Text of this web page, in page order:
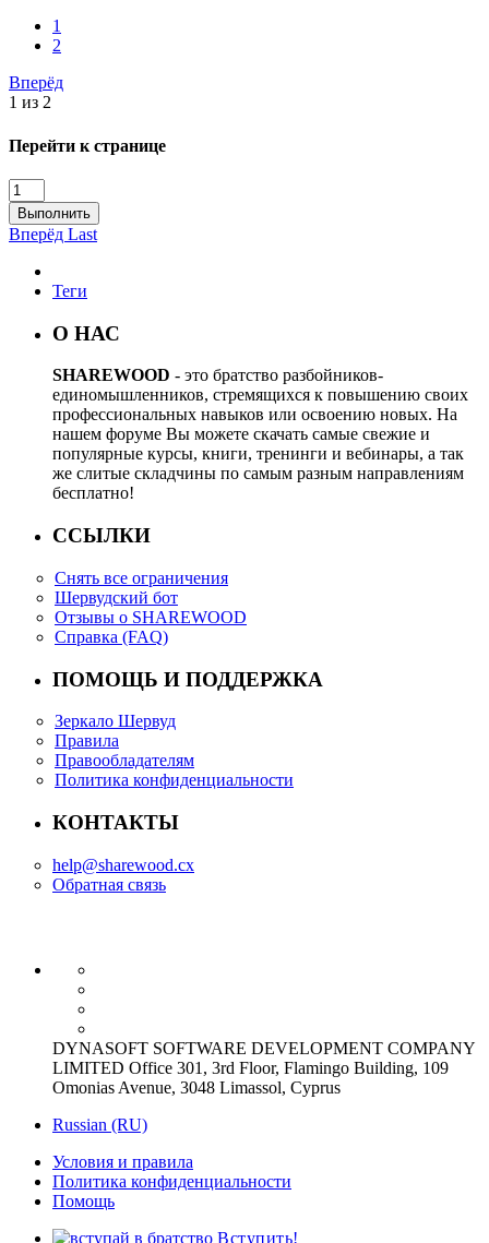
1
2
Вперёд
1 из 2
Перейти к странице
Выполнить
Вперёд Last
Теги
О НАС
SHAREWOOD - это братство разбойников-
единомышленников, стремящихся к повышению своих
профессиональных навыков или освоению новых. На
нашем форуме Вы можете скачать самые свежие и
популярные курсы, книги, тренинги и вебинары, а так
же слитые складчины по самым разным направлениям
бесплатно!
ССЫЛКИ
Снять все ограничения
Шервудский бот
Отзывы о SHAREWOOD
Справка (FAQ)
ПОМОЩЬ И ПОДДЕРЖКА
Зеркало Шервуд
Правила
Правообладателям
Политика конфиденциальности
КОНТАКТЫ
help@sharewood.cx
Обратная связь
DYNASOFT SOFTWARE DEVELOPMENT COMPANY
LIMITED Office 301, 3rd Floor, Flamingo Building, 109
Omonias Avenue, 3048 Limassol, Cyprus
Russian (RU)
Условия и правила
Политика конфиденциальности
Помощь
Вступить!